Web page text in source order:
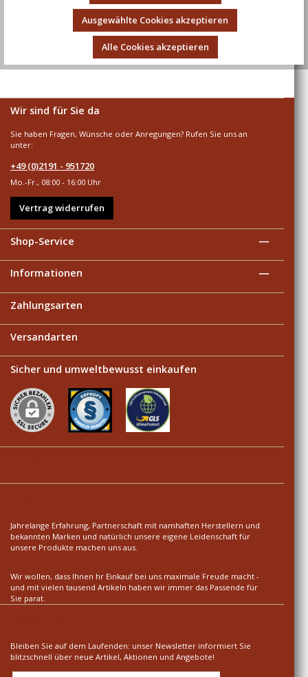
Bewertungen
Wir sind für Sie da
Sie haben Fragen, Wünsche oder Anregungen? Rufen Sie uns an
unter:
+49 (0)2191 - 951720
Mo.-Fr., 08:00 - 16:00 Uhr
Vertrag widerrufen
Shop-Service
Informationen
Zahlungsarten
Versandarten
Sicher und umweltbewusst einkaufen
Jahrelange Erfahrung, Partnerschaft mit namhaften Herstellern und
bekannten Marken und natürlich unsere eigene Leidenschaft für
unsere Produkte machen uns aus.
Wir wollen, dass Ihnen hr Einkauf bei uns maximale Freude macht -
und mit vielen tausend Artikeln haben wir immer das Passende für
Sie parat.
Bleiben Sie auf dem Laufenden: unser Newsletter informiert Sie
blitzschnell über neue Artikel, Aktionen und Angebote!
Ausgewählte Cookies akzeptieren
Alle Cookies akzeptieren